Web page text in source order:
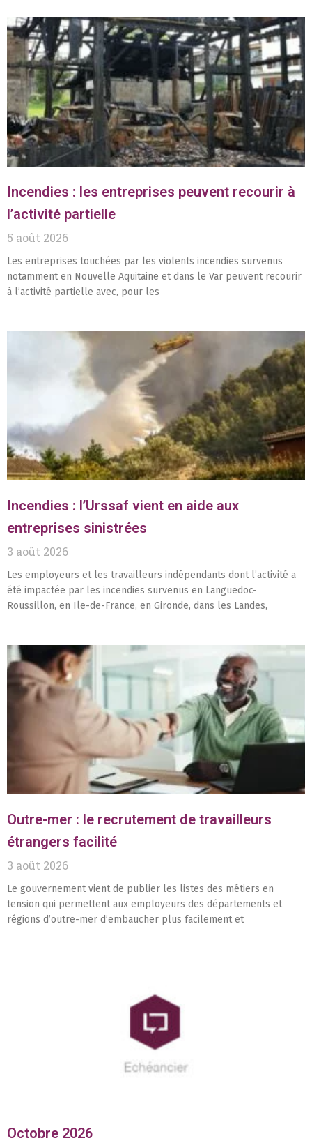
Incendies : les entreprises peuvent recourir à
l’activité partielle
5 août 2026
Les entreprises touchées par les violents incendies survenus
notamment en Nouvelle Aquitaine et dans le Var peuvent recourir
à l’activité partielle avec, pour les
Incendies : l’Urssaf vient en aide aux
entreprises sinistrées
3 août 2026
Les employeurs et les travailleurs indépendants dont l’activité a
été impactée par les incendies survenus en Languedoc-
Roussillon, en Ile-de-France, en Gironde, dans les Landes,
Outre-mer : le recrutement de travailleurs
étrangers facilité
3 août 2026
Le gouvernement vient de publier les listes des métiers en
tension qui permettent aux employeurs des départements et
régions d’outre-mer d’embaucher plus facilement et
Octobre 2026